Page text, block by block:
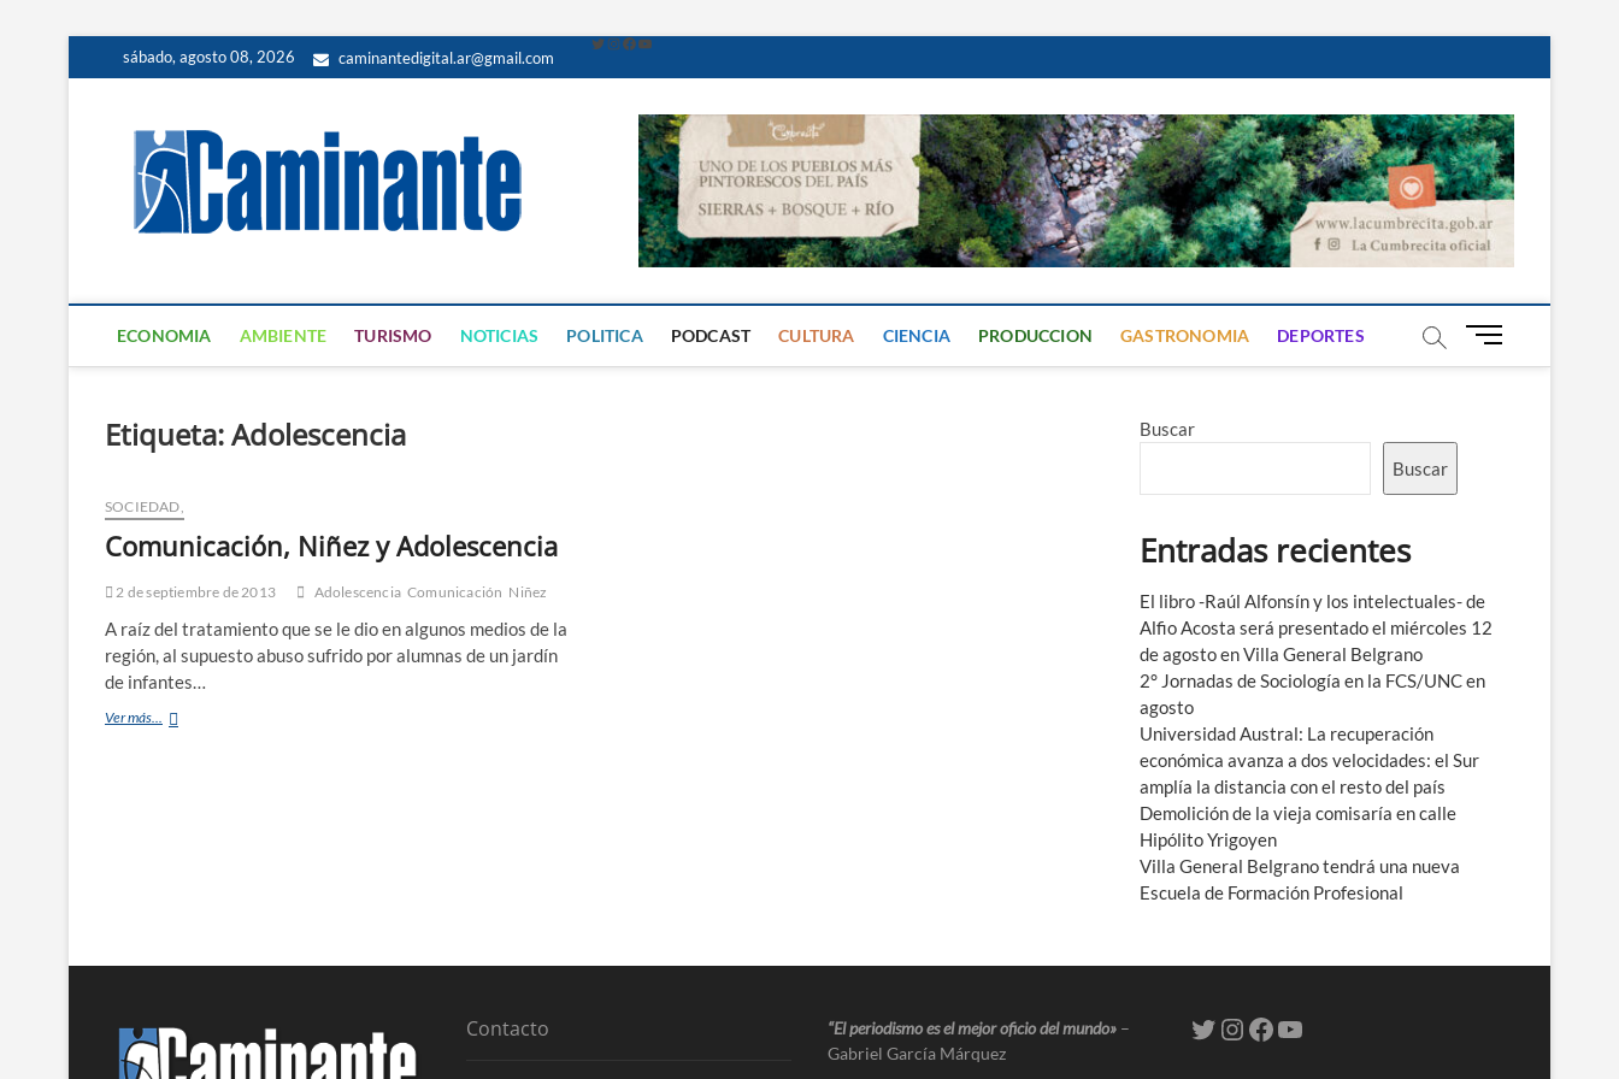
sábado, agosto 08, 2026 caminantedigital.ar@gmail.com
Caminante Digital
PERIÓDICO DIGITAL DEL VALLE DE CALAMUCHITA
ECONOMIA AMBIENTE TURISMO NOTICIAS POLITICA PODCAST CULTURA CIENCIA PRODUCCION GASTRONOMIA DEPORTES
B
ú
Etiqueta:Adolescencia
SOCIEDAD,
Comunicación, Niñez y Adolescencia
2 de septiembre de 2013 Adolescencia Comunicación Niñez
A raíz del tratamiento que se le dio en algunos medios de la
región, al supuesto abuso sufrido por alumnas de un jardín
de infantes…
Ver más...
Buscar
Buscar
Entradas recientes
El libro -Raúl Alfonsín y los intelectuales- de
Alfio Acosta será presentado el miércoles 12
de agosto en Villa General Belgrano
2° Jornadas de Sociología en la FCS/UNC en
agosto
Universidad Austral: La recuperación
económica avanza a dos velocidades: el Sur
amplía la distancia con el resto del país
Demolición de la vieja comisaría en calle
Hipólito Yrigoyen
Villa General Belgrano tendrá una nueva
Escuela de Formación Profesional
Contacto “El periodismo es el mejor oficio del mundo» –
Gabriel García Márquez